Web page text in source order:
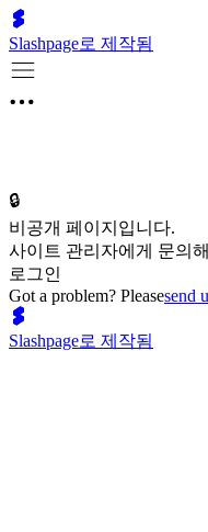
Slashpage로 제작됨
🔒
비공개 페이지입니다.
사이트 관리자에게 문의
로그인
Got a problem? Pleasesend
Slashpage로 제작됨